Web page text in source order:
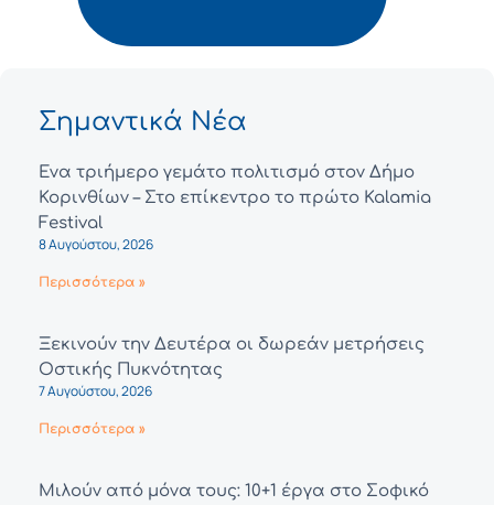
Σημαντικά Νέα
Ένα τριήμερο γεμάτο πολιτισμό στον Δήμο
Κορινθίων – Στο επίκεντρο το πρώτο Kalamia
Festival
8 Αυγούστου, 2026
Περισσότερα »
Ξεκινούν την Δευτέρα οι δωρεάν μετρήσεις
Οστικής Πυκνότητας
7 Αυγούστου, 2026
Περισσότερα »
Μιλούν από μόνα τους: 10+1 έργα στο Σοφικό